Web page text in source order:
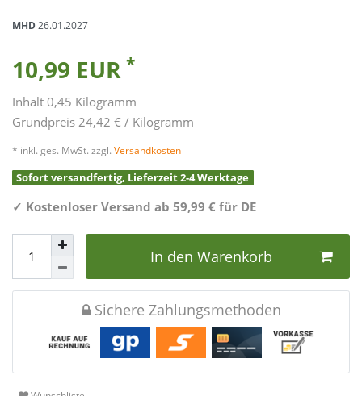
MHD26.01.2027
10,99 EUR *
Inhalt0,45 Kilogramm
Grundpreis24,42 € / Kilogramm
* inkl. ges. MwSt. zzgl. Versandkosten
Sofort versandfertig, Lieferzeit 2-4 Werktage
✓ Kostenloser Versand ab 59,99 € für DE
In den Warenkorb
Sichere Zahlungsmethoden